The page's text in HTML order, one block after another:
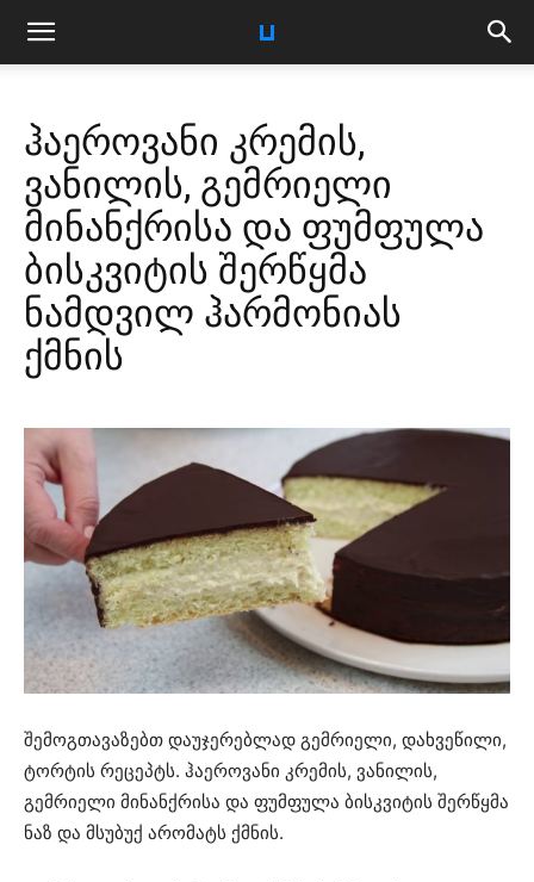
ჰაეროვანი კრემის,
ვანილის, გემრიელი
მინანქრისა და ფუმფულა
ბისკვიტის შერწყმა
ნამდვილ ჰარმონიას
ქმნის
შემოგთავაზებთ დაუჯერებლად გემრიელი, დახვეწილი,
ტორტის რეცეპტს. ჰაეროვანი კრემის, ვანილის,
გემრიელი მინანქრისა და ფუმფულა ბისკვიტის შერწყმა
ნაზ და მსუბუქ არომატს ქმნის.